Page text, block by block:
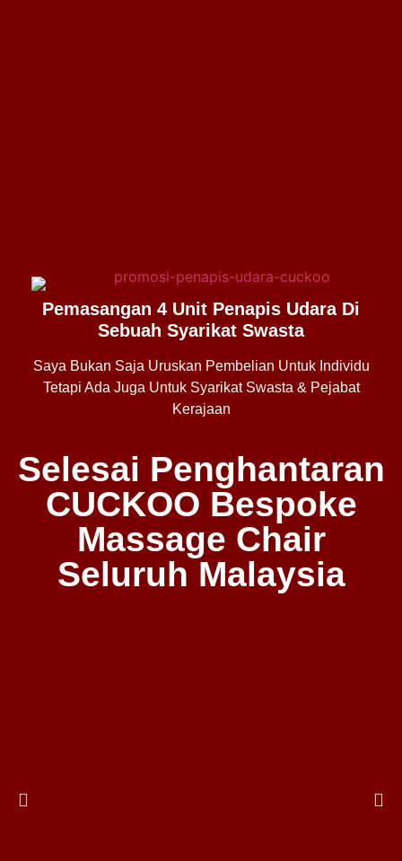
Pemasangan 4 Unit Penapis Udara Di
Sebuah Syarikat Swasta
Saya Bukan Saja Uruskan Pembelian Untuk Individu
Tetapi Ada Juga Untuk Syarikat Swasta & Pejabat
Kerajaan
Selesai Penghantaran
CUCKOO Bespoke
Massage Chair
Seluruh Malaysia